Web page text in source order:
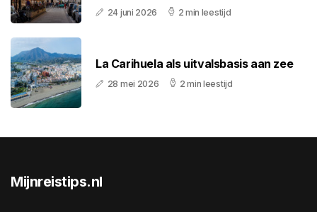
24 juni 2026 2 min leestijd
La Carihuela als uitvalsbasis aan zee
28 mei 2026 2 min leestijd
Mijnreistips.nl